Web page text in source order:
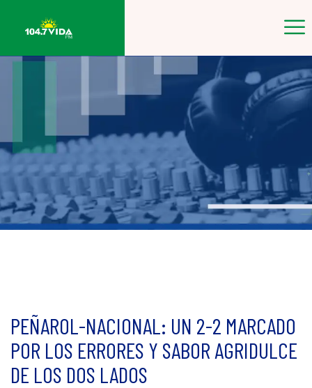
PEÑAROL-NACIONAL: UN 2-2 MARCADO
POR LOS ERRORES Y SABOR AGRIDULCE
DE LOS DOS LADOS